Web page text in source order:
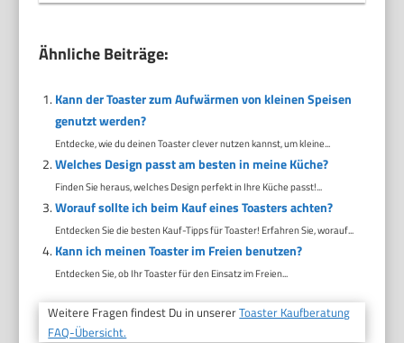
Ähnliche Beiträge:
Kann der Toaster zum Aufwärmen von kleinen Speisen
genutzt werden?
Entdecke, wie du deinen Toaster clever nutzen kannst, um kleine...
Welches Design passt am besten in meine Küche?
Finden Sie heraus, welches Design perfekt in Ihre Küche passt!...
Worauf sollte ich beim Kauf eines Toasters achten?
Entdecken Sie die besten Kauf-Tipps für Toaster! Erfahren Sie, worauf...
Kann ich meinen Toaster im Freien benutzen?
Entdecken Sie, ob Ihr Toaster für den Einsatz im Freien...
Weitere Fragen findest Du in unsererToaster Kaufberatung
FAQ-Übersicht.